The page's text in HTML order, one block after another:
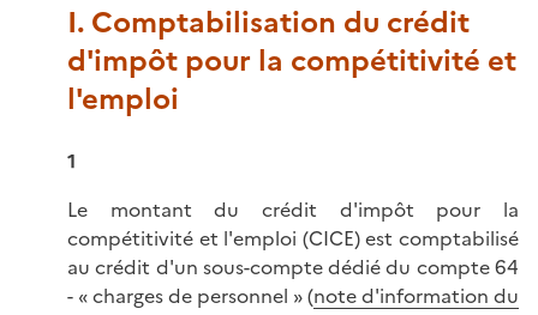
I. Comptabilisation du crédit
d'impôt pour la compétitivité et
l'emploi
1
Le montant du crédit d'impôt pour la
compétitivité et l'emploi (CICE) est comptabilisé
au crédit d'un sous-compte dédié du compte 64
- « charges de personnel » (note d'information du